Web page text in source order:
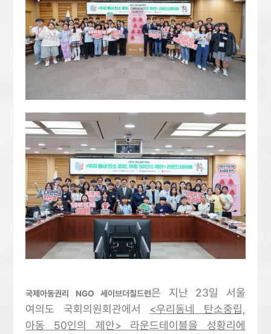
국제아동권리 NGO 세이브더칠드런은 지난 23일 서울
여의도 국회의원회관에서 <우리동네 탄소중립,
아동 50인의 제안> 라운드테이블을 성황리에